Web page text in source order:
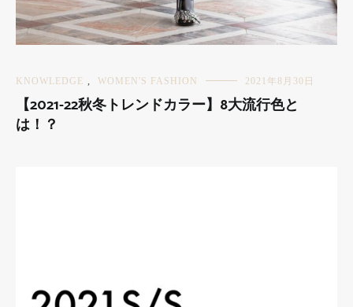
KNOWLEDGE , WOMEN'S FASHION 2021年8月30日
【2021-22秋冬トレンドカラー】8大流行色と
は！？